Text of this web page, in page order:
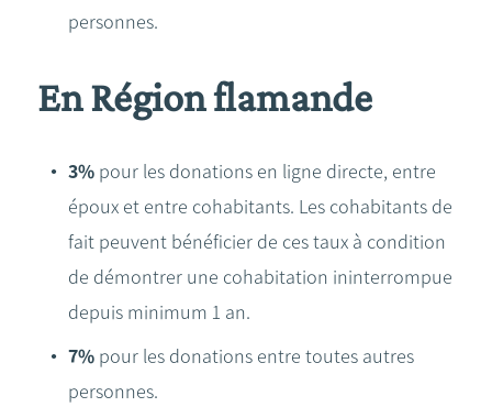
personnes.
En Région flamande
3% pour les donations en ligne directe, entre
époux et entre cohabitants. Les cohabitants de
fait peuvent bénéficier de ces taux à condition
de démontrer une cohabitation ininterrompue
depuis minimum 1 an.
7% pour les donations entre toutes autres
personnes.